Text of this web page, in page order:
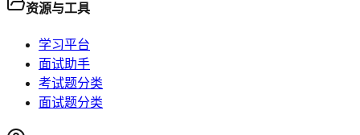
资源与工具
学习平台
面试助手
考试题分类
面试题分类